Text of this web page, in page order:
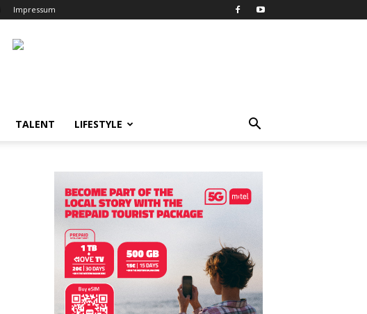
Impressum
TALENT LIFESTYLE